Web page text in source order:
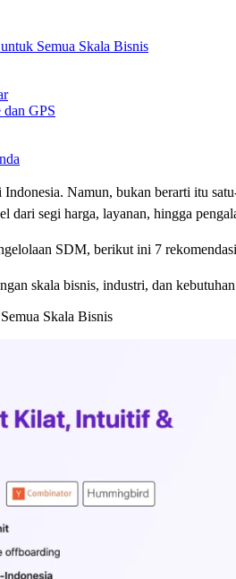
Semua Skala Bisnis
GPS
Namun, bukan berarti itu
segi harga, layanan, hingga
SDM, berikut ini 7
skala bisnis, industri, dan
Skala Bisnis